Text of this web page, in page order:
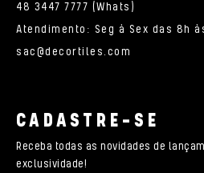
48 3447 7777 (Whats)
Atendimento: Seg à Sex das 8h
sac@decortiles.com
CADASTRE-SE
Receba todas as novidades de
exclusividade!